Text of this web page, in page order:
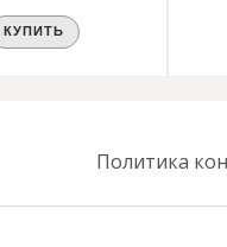
КУПИТЬ
Политика